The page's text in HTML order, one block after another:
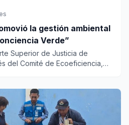
la gestión ambiental
Verde”
Superior de Justicia de
del Comité de Ecoeficiencia,